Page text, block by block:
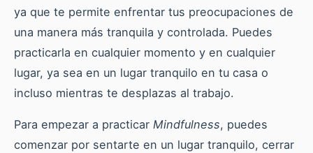
ya que te permite enfrentar tus preocupaciones de
una manera más tranquila y controlada. Puedes
practicarla en cualquier momento y en cualquier
lugar, ya sea en un lugar tranquilo en tu casa o
incluso mientras te desplazas al trabajo.
Para empezar a practicar Mindfulness, puedes
comenzar por sentarte en un lugar tranquilo, cerrar